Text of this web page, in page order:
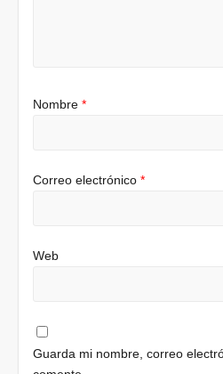
Nombre*
Correo electrónico*
Web
Guarda mi nombre, correo